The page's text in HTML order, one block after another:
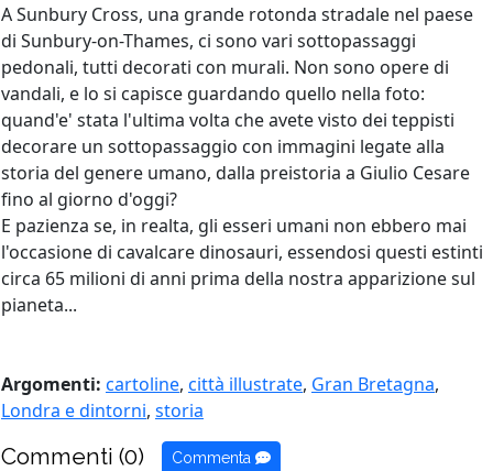
A Sunbury Cross, una grande rotonda stradale nel paese
di Sunbury-on-Thames, ci sono vari sottopassaggi
pedonali, tutti decorati con murali. Non sono opere di
vandali, e lo si capisce guardando quello nella foto:
quand'e' stata l'ultima volta che avete visto dei teppisti
decorare un sottopassaggio con immagini legate alla
storia del genere umano, dalla preistoria a Giulio Cesare
fino al giorno d'oggi?
E pazienza se, in realta, gli esseri umani non ebbero mai
l'occasione di cavalcare dinosauri, essendosi questi estinti
circa 65 milioni di anni prima della nostra apparizione sul
pianeta...
Argomenti: cartoline, città illustrate, Gran Bretagna,
Londra e dintorni, storia
Commenti (0) Commenta